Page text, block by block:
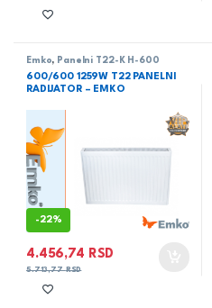
Emko, Panelni T22-K H-600
600/600 1259W T22 PANELNI
RADIJATOR – EMKO
-22%
4.456,74 RSD
5.713,77RSD